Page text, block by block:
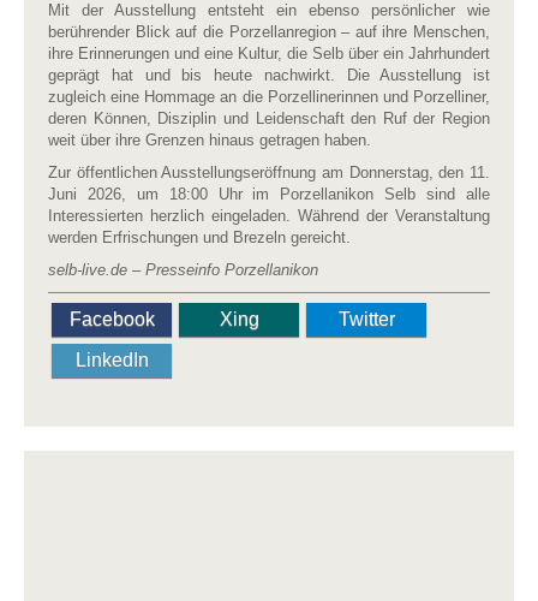
Mit der Ausstellung entsteht ein ebenso persönlicher wie
berührender Blick auf die Porzellanregion – auf ihre Menschen,
ihre Erinnerungen und eine Kultur, die Selb über ein Jahrhundert
geprägt hat und bis heute nachwirkt. Die Ausstellung ist
zugleich eine Hommage an die Porzellinerinnen und Porzelliner,
deren Können, Disziplin und Leidenschaft den Ruf der Region
weit über ihre Grenzen hinaus getragen haben.
Zur öffentlichen Ausstellungseröffnung am Donnerstag, den 11.
Juni 2026, um 18:00 Uhr im Porzellanikon Selb sind alle
Interessierten herzlich eingeladen. Während der Veranstaltung
werden Erfrischungen und Brezeln gereicht.
selb-live.de – Presseinfo Porzellanikon
Facebook Xing
Twitter
LinkedIn